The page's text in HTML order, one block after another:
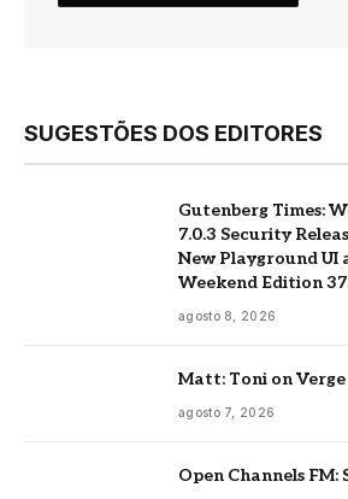
SUGESTÕES DOS EDITORES
Gutenberg Times:
7.0.3 Security
New Playground UI
Weekend Edition
agosto 8, 2026
Matt: Toni on Verge
agosto 7, 2026
Open Channels FM: